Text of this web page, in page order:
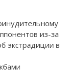
из-за
экстрадиции в